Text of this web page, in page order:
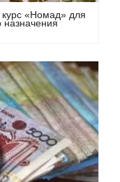
курс «Номад» для
назначения